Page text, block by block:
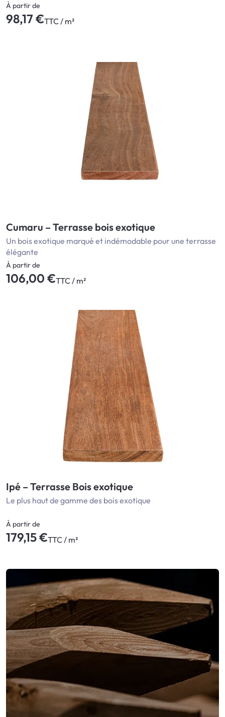
À partir de
98,17 €TTC / m²
Cumaru – Terrasse bois exotique
Un bois exotique marqué et indémodable pour une terrasse
élégante
À partir de
106,00 €TTC / m²
Ipé – Terrasse Bois exotique
Le plus haut de gamme des bois exotique
À partir de
179,15 €TTC / m²